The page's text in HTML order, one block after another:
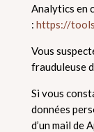
Analytics en
: https://
Vous
frauduleuse
Si vous
données
d’un mail de